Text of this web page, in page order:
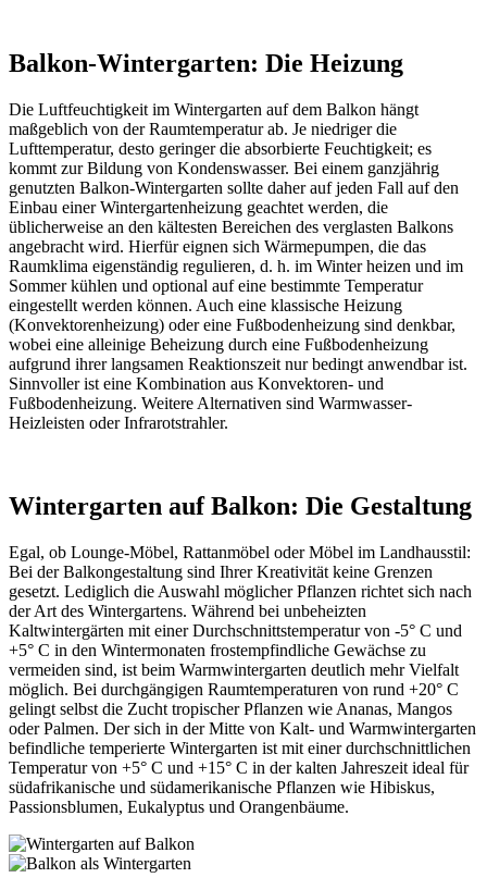
Balkon-Wintergarten: Die Heizung
Die Luftfeuchtigkeit im Wintergarten auf dem Balkon hängt
maßgeblich von der Raumtemperatur ab. Je niedriger die
Lufttemperatur, desto geringer die absorbierte Feuchtigkeit; es
kommt zur Bildung von Kondenswasser. Bei einem ganzjährig
genutzten Balkon-Wintergarten sollte daher auf jeden Fall auf den
Einbau einer Wintergartenheizung geachtet werden, die
üblicherweise an den kältesten Bereichen des verglasten Balkons
angebracht wird. Hierfür eignen sich Wärmepumpen, die das
Raumklima eigenständig regulieren, d. h. im Winter heizen und im
Sommer kühlen und optional auf eine bestimmte Temperatur
eingestellt werden können. Auch eine klassische Heizung
(Konvektorenheizung) oder eine Fußbodenheizung sind denkbar,
wobei eine alleinige Beheizung durch eine Fußbodenheizung
aufgrund ihrer langsamen Reaktionszeit nur bedingt anwendbar ist.
Sinnvoller ist eine Kombination aus Konvektoren- und
Fußbodenheizung. Weitere Alternativen sind Warmwasser-
Heizleisten oder Infrarotstrahler.
Wintergarten auf Balkon: Die Gestaltung
Egal, ob Lounge-Möbel, Rattanmöbel oder Möbel im Landhausstil:
Bei der Balkongestaltung sind Ihrer Kreativität keine Grenzen
gesetzt. Lediglich die Auswahl möglicher Pflanzen richtet sich nach
der Art des Wintergartens. Während bei unbeheizten
Kaltwintergärten mit einer Durchschnittstemperatur von -5° C und
+5° C in den Wintermonaten frostempfindliche Gewächse zu
vermeiden sind, ist beim Warmwintergarten deutlich mehr Vielfalt
möglich. Bei durchgängigen Raumtemperaturen von rund +20° C
gelingt selbst die Zucht tropischer Pflanzen wie Ananas, Mangos
oder Palmen. Der sich in der Mitte von Kalt- und Warmwintergarten
befindliche temperierte Wintergarten ist mit einer durchschnittlichen
Temperatur von +5° C und +15° C in der kalten Jahreszeit ideal für
südafrikanische und südamerikanische Pflanzen wie Hibiskus,
Passionsblumen, Eukalyptus und Orangenbäume.